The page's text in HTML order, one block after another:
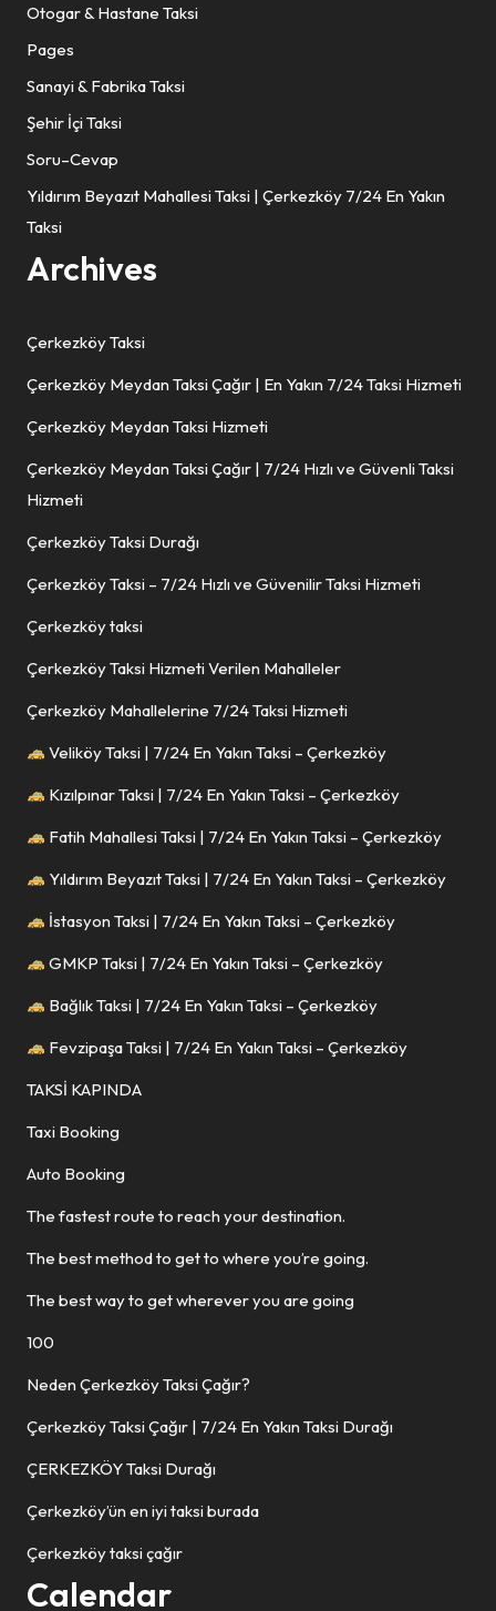
Otogar & Hastane Taksi
Pages
Sanayi & Fabrika Taksi
Şehir İçi Taksi
Soru–Cevap
Yıldırım Beyazıt Mahallesi Taksi | Çerkezköy 7/24 En Yakın
Taksi
Archives
Çerkezköy Taksi
Çerkezköy Meydan Taksi Çağır | En Yakın 7/24 Taksi Hizmeti
Çerkezköy Meydan Taksi Hizmeti
Çerkezköy Meydan Taksi Çağır | 7/24 Hızlı ve Güvenli Taksi
Hizmeti
Çerkezköy Taksi Durağı
Çerkezköy Taksi – 7/24 Hızlı ve Güvenilir Taksi Hizmeti
Çerkezköy taksi
Çerkezköy Taksi Hizmeti Verilen Mahalleler
Çerkezköy Mahallelerine 7/24 Taksi Hizmeti
Veliköy Taksi | 7/24 En Yakın Taksi – Çerkezköy
Kızılpınar Taksi | 7/24 En Yakın Taksi – Çerkezköy
Fatih Mahallesi Taksi | 7/24 En Yakın Taksi – Çerkezköy
Yıldırım Beyazıt Taksi | 7/24 En Yakın Taksi – Çerkezköy
İstasyon Taksi | 7/24 En Yakın Taksi – Çerkezköy
GMKP Taksi | 7/24 En Yakın Taksi – Çerkezköy
Bağlık Taksi | 7/24 En Yakın Taksi – Çerkezköy
Fevzipaşa Taksi | 7/24 En Yakın Taksi – Çerkezköy
TAKSİ KAPINDA
Taxi Booking
Auto Booking
The fastest route to reach your destination.
The best method to get to where you’re going.
The best way to get wherever you are going
100
Neden Çerkezköy Taksi Çağır?
Çerkezköy Taksi Çağır | 7/24 En Yakın Taksi Durağı
ÇERKEZKÖY Taksi Durağı
Çerkezköy’ün en iyi taksi burada
Çerkezköy taksi çağır
Calendar